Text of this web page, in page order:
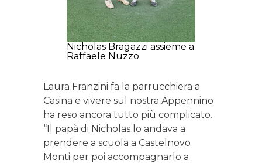
Nicholas Bragazzi assieme a
Raffaele Nuzzo
Laura Franzini fa la parrucchiera a
Casina e vivere sul nostra Appennino
ha reso ancora tutto più complicato.
“Il papà di Nicholas lo andava a
prendere a scuola a Castelnovo
Monti per poi accompagnarlo a